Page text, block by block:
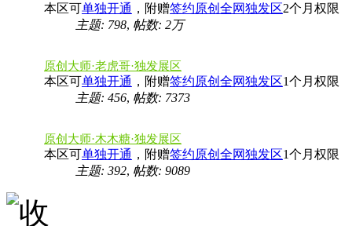
本区可单独开通 ，附赠签约原创全网独发区2个月权限
主题: 798, 帖数: 2万
原创大师·老虎哥·独发展区
本区可单独开通 ，附赠签约原创全网独发区1个月权限
主题: 456, 帖数: 7373
原创大师·木木糖·独发展区
本区可单独开通 ，附赠签约原创全网独发区1个月权限
主题: 392, 帖数: 9089